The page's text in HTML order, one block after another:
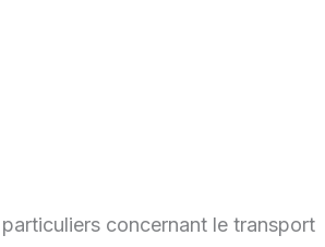
concernant le transport